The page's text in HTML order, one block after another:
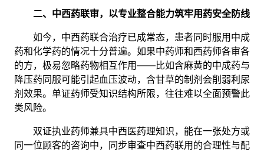
二、中西药联审，以专业整合能力筑牢用药安全防线
如今，中西药联合治疗已成常态，患者同时服用中成
药和化学药的情况十分普遍。如果中药师和西药师各审各
的方，极易忽略药物相互作用——比如含麻黄的中成药与
降压药同服可能引起血压波动，含甘草的制剂会削弱利尿
剂效果。单证药师受知识结构所限，往往难以全面预警此
类风险。
双证执业药师兼具中西医药理知识，能在一张处方或
同一位顾客的咨询中，同步审查中西药联用的合理性与配